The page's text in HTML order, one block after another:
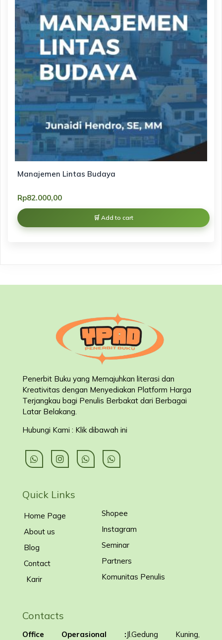
Manajemen Lintas Budaya
Rp82.000,00
Add to cart
Penerbit Buku yang Memajuhkan literasi dan
Kreativitas dengan Menyediakan Platform Harga
Terjangkau bagi Penulis Berbakat dari Berbagai
Latar Belakang.
Hubungi Kami : Klik dibawah ini
Quick Links
Home Page
About us
Blog
Contact
Karir
Shopee
Instagram
Seminar
Partners
Komunitas Penulis
Contacts
Office Operasional :Jl.Gedung Kuning,